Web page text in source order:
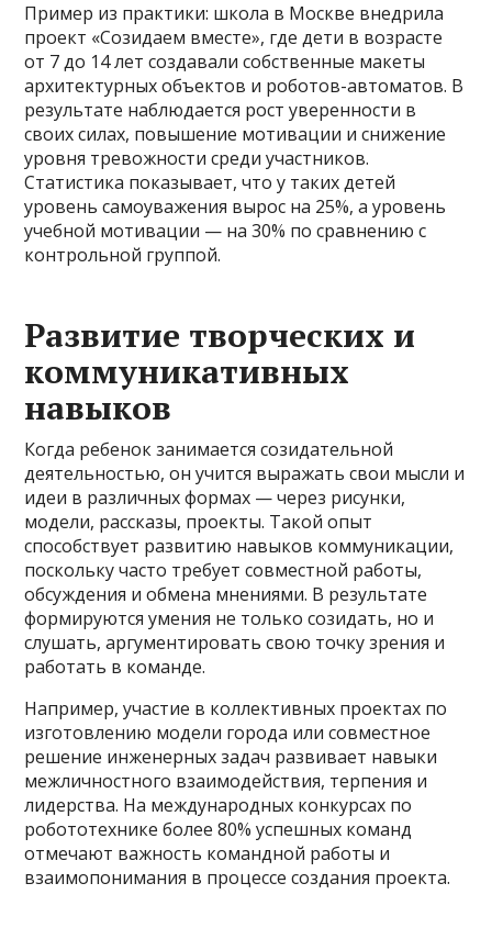
Пример из практики: школа в Москве внедрила
проект «Созидаем вместе», где дети в возрасте
от 7 до 14 лет создавали собственные макеты
архитектурных объектов и роботов-автоматов. В
результате наблюдается рост уверенности в
своих силах, повышение мотивации и снижение
уровня тревожности среди участников.
Статистика показывает, что у таких детей
уровень самоуважения вырос на 25%, а уровень
учебной мотивации — на 30% по сравнению с
контрольной группой.
Развитие творческих и
коммуникативных
навыков
Когда ребенок занимается созидательной
деятельностью, он учится выражать свои мысли и
идеи в различных формах — через рисунки,
модели, рассказы, проекты. Такой опыт
способствует развитию навыков коммуникации,
поскольку часто требует совместной работы,
обсуждения и обмена мнениями. В результате
формируются умения не только созидать, но и
слушать, аргументировать свою точку зрения и
работать в команде.
Например, участие в коллективных проектах по
изготовлению модели города или совместное
решение инженерных задач развивает навыки
межличностного взаимодействия, терпения и
лидерства. На международных конкурсах по
робототехнике более 80% успешных команд
отмечают важность командной работы и
взаимопонимания в процессе создания проекта.